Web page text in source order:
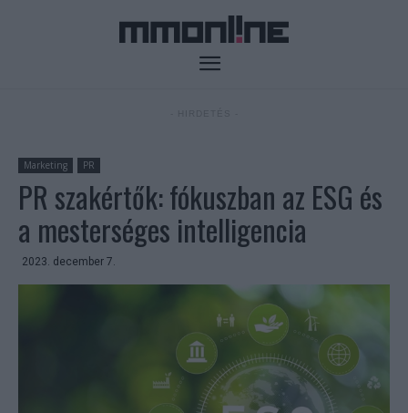
Marketing PR
PR szakértők: fókuszban az ESG és
a mesterséges intelligencia
2023. december 7.